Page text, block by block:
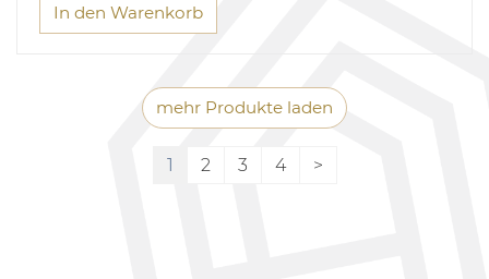
In den Warenkorb
mehr Produkte laden
1 2 3 4 >